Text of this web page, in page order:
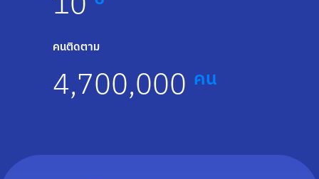
คนติดตาม
4,700,000 คน